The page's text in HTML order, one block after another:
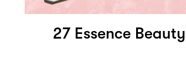
27 Essence Beauty